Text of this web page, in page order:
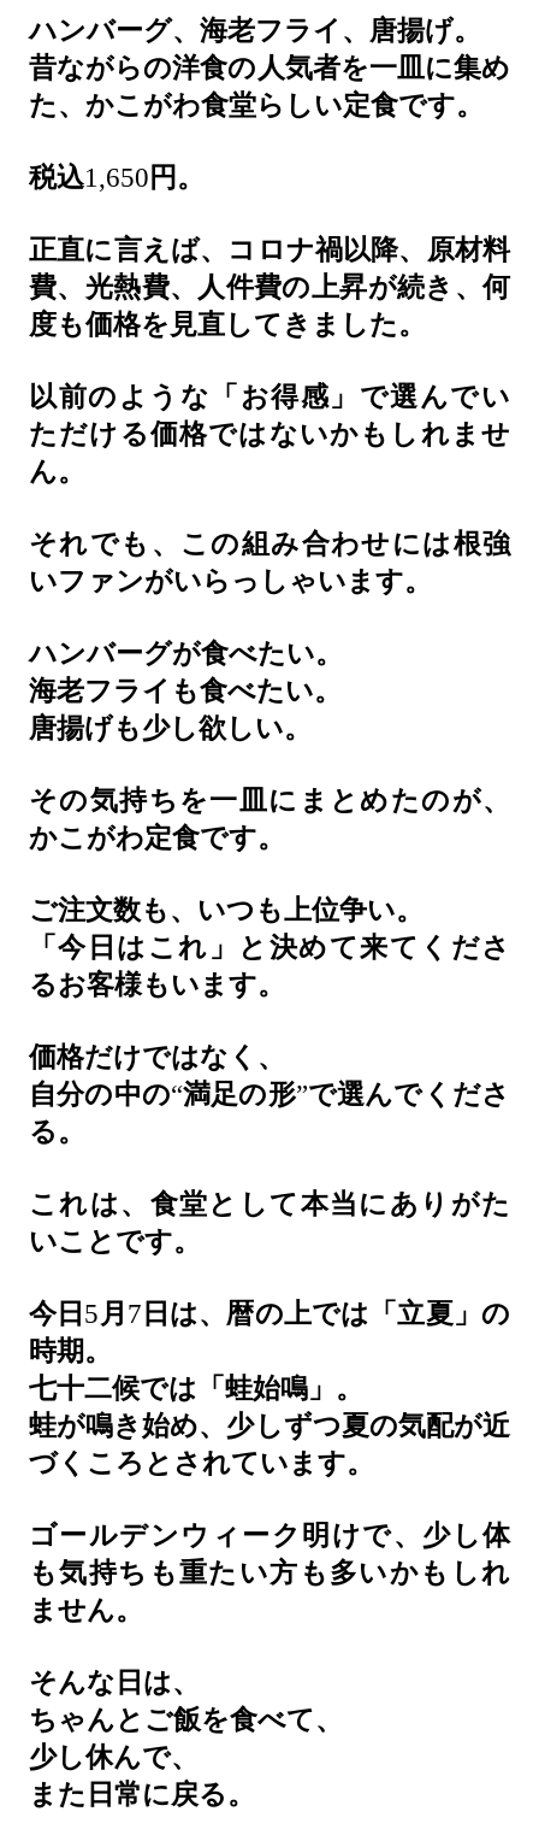
ハンバーグ、海老フライ、唐揚げ。
昔ながらの洋食の人気者を一皿に集め
た、かこがわ食堂らしい定食です。
税込1,650 円。
正直に言えば、コロナ禍以降、原材料
費、光熱費、人件費の上昇が続き、何
度も価格を見直してきました。
以前のような「お得感」で選んでい
ただける価格ではないかもしれませ
ん。
それでも、この組み合わせには根強
いファンがいらっしゃいます。
ハンバーグが食べたい。
海老フライも食べたい。
唐揚げも少し欲しい。
その気持ちを一皿にまとめたのが、
かこがわ定食です。
ご注文数も、いつも上位争い。
「今日はこれ」と決めて来てくださ
るお客様もいます。
価格だけではなく、
自分の中の“満足の形”で選んでくださ
る。
これは、食堂として本当にありがた
いことです。
今日 5 月 7 日は、暦の上では「立夏」の
時期。
七十二候では「蛙始鳴」。
蛙が鳴き始め、少しずつ夏の気配が近
づくころとされています。
ゴールデンウィーク明けで、少し体
も気持ちも重たい方も多いかもしれ
ません。
そんな日は、
ちゃんとご飯を食べて、
少し休んで、
また日常に戻る。